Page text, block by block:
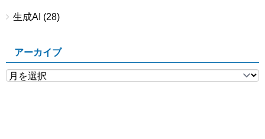
生成AI (28)
アーカイブ